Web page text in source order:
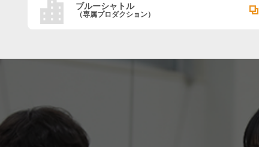
ブルーシャトル
（専属プロダクション）